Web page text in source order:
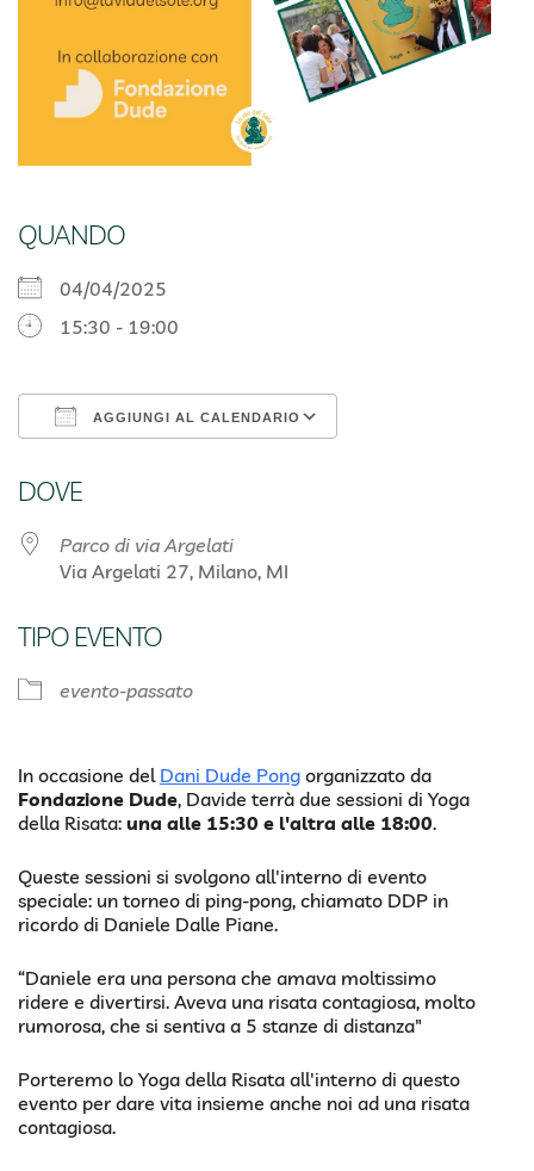
QUANDO
04/04/2025
15:30 - 19:00
AGGIUNGI AL CALENDARIO
DOVE
Parco di via Argelati
Via Argelati 27, Milano, MI
TIPO EVENTO
evento-passato
In occasione del Dani Dude Pong organizzato da
Fondazione Dude, Davide terrà due sessioni di Yoga
della Risata: una alle 15:30 e l'altra alle 18:00.
Queste sessioni si svolgono all'interno di evento
speciale: un torneo di ping-pong, chiamato DDP in
ricordo di Daniele Dalle Piane.
“Daniele era una persona che amava moltissimo
ridere e divertirsi. Aveva una risata contagiosa, molto
rumorosa, che si sentiva a 5 stanze di distanza"
Porteremo lo Yoga della Risata all'interno di questo
evento per dare vita insieme anche noi ad una risata
contagiosa.